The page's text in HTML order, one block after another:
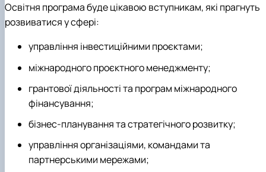
Освітня програма буде цікавою вступникам, які прагнуть
розвиватися у сфері:
управління інвестиційними проєктами;
міжнародного проєктного менеджменту;
грантової діяльності та програм міжнародного
фінансування;
бізнес-планування та стратегічного розвитку;
управління організаціями, командами та
партнерськими мережами;